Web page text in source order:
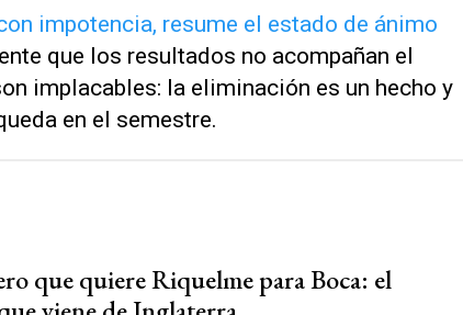
impotencia, resume el estado de ánimo
que los resultados no acompañan el
implacables: la eliminación es un hecho y
en el semestre.
que quiere Riquelme para Boca: el